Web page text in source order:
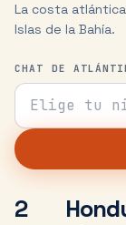
La costa
Islas de la Bahía.
CHAT DE
Tu nick para el
2